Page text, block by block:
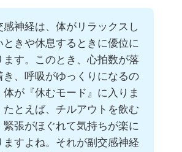
感神経は、体がリラックスし
ときや休息するときに優位に
ます。このとき、心拍数が落
き、呼吸がゆっくりになるの
体が『休むモード』に入りま
たとえば、チルアウトを飲む
緊張がほぐれて気持ちが楽に
ますよね。それが副交感神経